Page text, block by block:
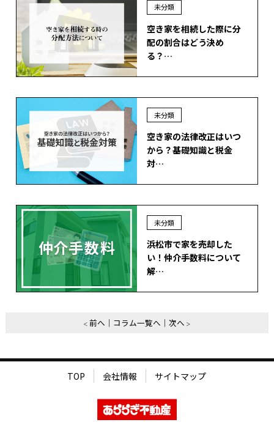
未分類
空き家を相続した際に分
配の割合はどう決め
る？…
未分類
空き家の法律改正はいつ
から？基礎知識と税金
対…
未分類
浜松市で家を売却した
い！仲介手数料について
解…
前へ コラム一覧へ 次へ
TOP 会社情報 サイトマップ